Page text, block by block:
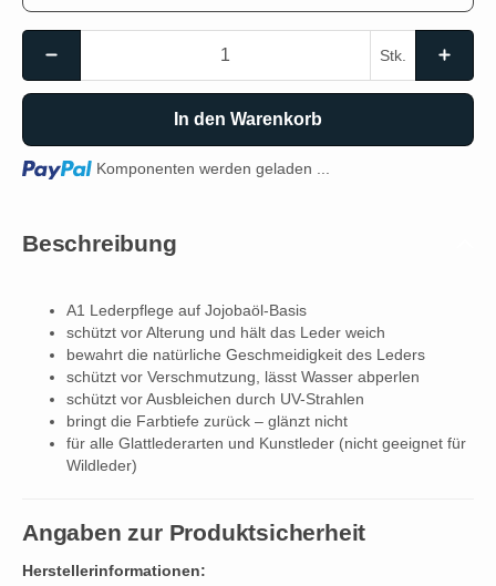
Stk.
In den Warenkorb
Loading... Komponenten werden geladen ...
Beschreibung
A1 Lederpflege auf Jojobaöl-Basis
schützt vor Alterung und hält das Leder weich
bewahrt die natürliche Geschmeidigkeit des Leders
schützt vor Verschmutzung, lässt Wasser abperlen
schützt vor Ausbleichen durch UV-Strahlen
bringt die Farbtiefe zurück – glänzt nicht
für alle Glattlederarten und Kunstleder (nicht geeignet für
Wildleder)
Angaben zur Produktsicherheit
Herstellerinformationen: